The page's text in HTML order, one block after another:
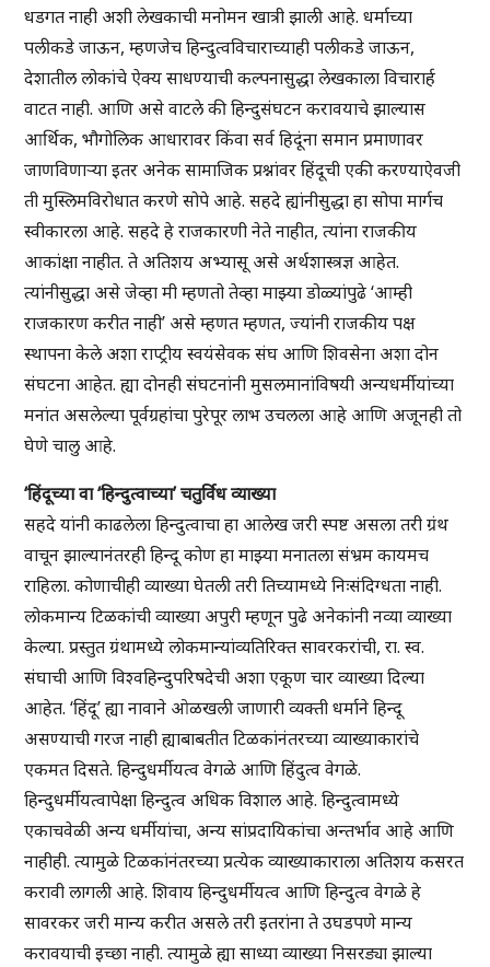
धडगत नाही अशी लेखकाची मनोमन खात्री झाली आहे. धर्माच्या
पलीकडे जाऊन, म्हणजेच हिन्दुत्वविचाराच्याही पलीकडे जाऊन,
देशातील लोकांचे ऐक्य साधण्याची कल्पनासुद्धा लेखकाला विचारार्ह
वाटत नाही. आणि असे वाटले की हिन्दुसंघटन करावयाचे झाल्यास
आर्थिक, भौगोलिक आधारावर किंवा सर्व हिदूंना समान प्रमाणावर
जाणविणार्‍या इतर अनेक सामाजिक प्रश्नांवर हिंदूची एकी करण्याऐवजी
ती मुस्लिमविरोधात करणे सोपे आहे. सहदे ह्यांनीसुद्धा हा सोपा मार्गच
स्वीकारला आहे. सहदे हे राजकारणी नेते नाहीत, त्यांना राजकीय
आकांक्षा नाहीत. ते अतिशय अभ्यासू असे अर्थशास्त्रज्ञ आहेत.
त्यांनीसुद्धा असे जेव्हा मी म्हणतो तेव्हा माझ्या डोळ्यांपुढे ‘आम्ही
राजकारण करीत नाही’ असे म्हणत म्हणत, ज्यांनी राजकीय पक्ष
स्थापना केले अशा राप्ट्रीय स्वयंसेवक संघ आणि शिवसेना अशा दोन
संघटना आहेत. ह्या दोनही संघटनांनी मुसलमानांविषयी अन्यधर्मीयांच्या
मनांत असलेल्या पूर्वग्रहांचा पुरेपूर लाभ उचलला आहे आणि अजूनही तो
घेणे चालु आहे.
‘हिंदूच्या वा ‘हिन्दुत्वाच्या’ चतुर्विध व्याख्या
सहदे यांनी काढलेला हिन्दुत्वाचा हा आलेख जरी स्पष्ट असला तरी ग्रंथ
वाचून झाल्यानंतरही हिन्दू कोण हा माझ्या मनातला संभ्रम कायमच
राहिला. कोणाचीही व्याख्या घेतली तरी तिच्यामध्ये निःसंदिग्धता नाही.
लोकमान्य टिळकांची व्याख्या अपुरी म्हणून पुढे अनेकांनी नव्या व्याख्या
केल्या. प्रस्तुत ग्रंथामध्ये लोकमान्यांव्यतिरिक्त सावरकरांची, रा. स्व.
संघाची आणि विश्वहिन्दुपरिषदेची अशा एकूण चार व्याख्या दिल्या
आहेत. ‘हिंदू’ ह्या नावाने ओळखली जाणारी व्यक्ती धर्माने हिन्दू
असण्याची गरज नाही ह्याबाबतीत टिळकांनंतरच्या व्याख्याकारांचे
एकमत दिसते. हिन्दुधर्मीयत्व वेगळे आणि हिंदुत्व वेगळे.
हिन्दुधर्मीयत्वापेक्षा हिन्दुत्व अधिक विशाल आहे. हिन्दुत्वामध्ये
एकाचवेळी अन्य धर्मीयांचा, अन्य सांप्रदायिकांचा अन्तर्भाव आहे आणि
नाहीही. त्यामुळे टिळकांनंतरच्या प्रत्येक व्याख्याकाराला अतिशय कसरत
करावी लागली आहे. शिवाय हिन्दुधर्मीयत्व आणि हिन्दुत्व वेगळे हे
सावरकर जरी मान्य करीत असले तरी इतरांना ते उघडपणे मान्य
करावयाची इच्छा नाही. त्यामुळे ह्या साध्या व्याख्या निसरड्या झाल्या